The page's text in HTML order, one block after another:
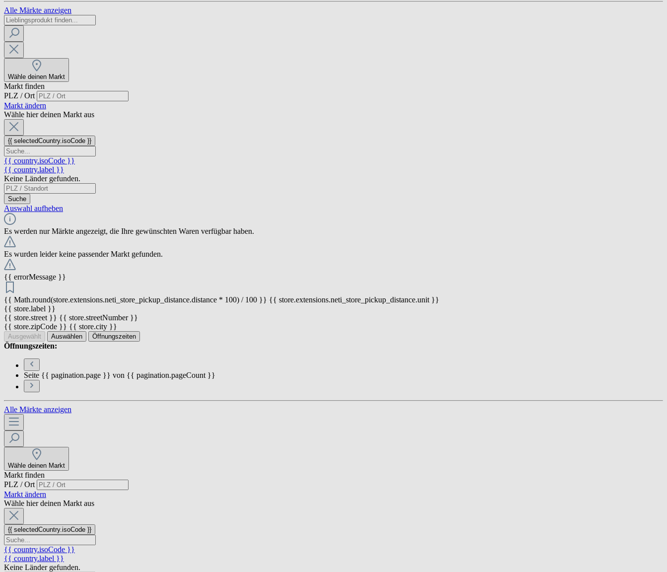
Alle Märkte anzeigen
Wähle deinen Markt
Markt finden
PLZ / Ort
Markt ändern
Wähle hier deinen Markt aus
{{ selectedCountry.isoCode }}
{{ country.isoCode }}
{{ country.label }}
Keine Länder gefunden.
Suche
Auswahl aufheben
Es werden nur Märkte angezeigt, die Ihre gewünschten Waren verfügbar haben.
Es wurden leider keine passender Markt gefunden.
{{ errorMessage }}
{{ Math.round(store.extensions.neti_store_pickup_distance.distance * 100) / 100 }} {{ store.extensions.neti_store_pickup_distance.unit }}
{{ store.label }}
{{ store.street }} {{ store.streetNumber }}
{{ store.zipCode }} {{ store.city }}
Ausgewählt Auswählen Öffnungszeiten
Öffnungszeiten:
Seite {{ pagination.page }} von {{ pagination.pageCount }}
Alle Märkte anzeigen
Wähle deinen Markt
Markt finden
PLZ / Ort
Markt ändern
Wähle hier deinen Markt aus
{{ selectedCountry.isoCode }}
{{ country.isoCode }}
{{ country.label }}
Keine Länder gefunden.